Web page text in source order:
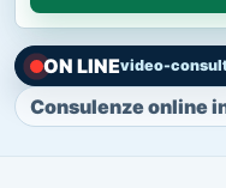
ON LINEvideo-
Consulenze online